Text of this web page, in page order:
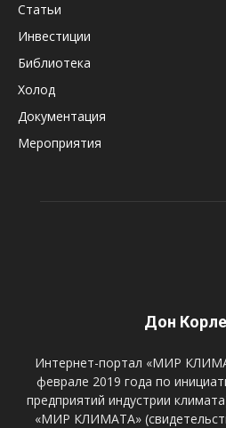
Статьи
Инвестиции
Библиотека
Холод
Документация
Мероприятия
Дон
Интернет-портал «МИР
феврале 2019 года по
предприятий индустрии
«МИР КЛИМАТА»